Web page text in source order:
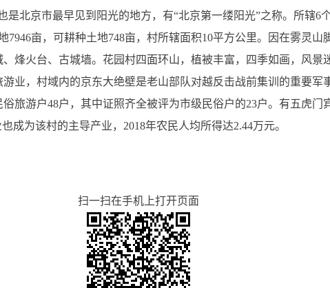
是北京市最早见到阳光的地方，有“北京第一缕阳光”之称。所辖6
7946亩，可耕种土地748亩，村所辖面积10平方公里。因在雾灵
烽火台、古城墙。花园村四面环山，植被丰富，四季如画，风景
业，村域内的京东大绝壁是老山部队对越反击战前集训的重要军
旅游户48户，其中证照齐全被评为市级民俗户的23户。有五虎门
成为该村的主导产业，2018年农民人均所得达2.44万元。
扫一扫在手机上打开页面